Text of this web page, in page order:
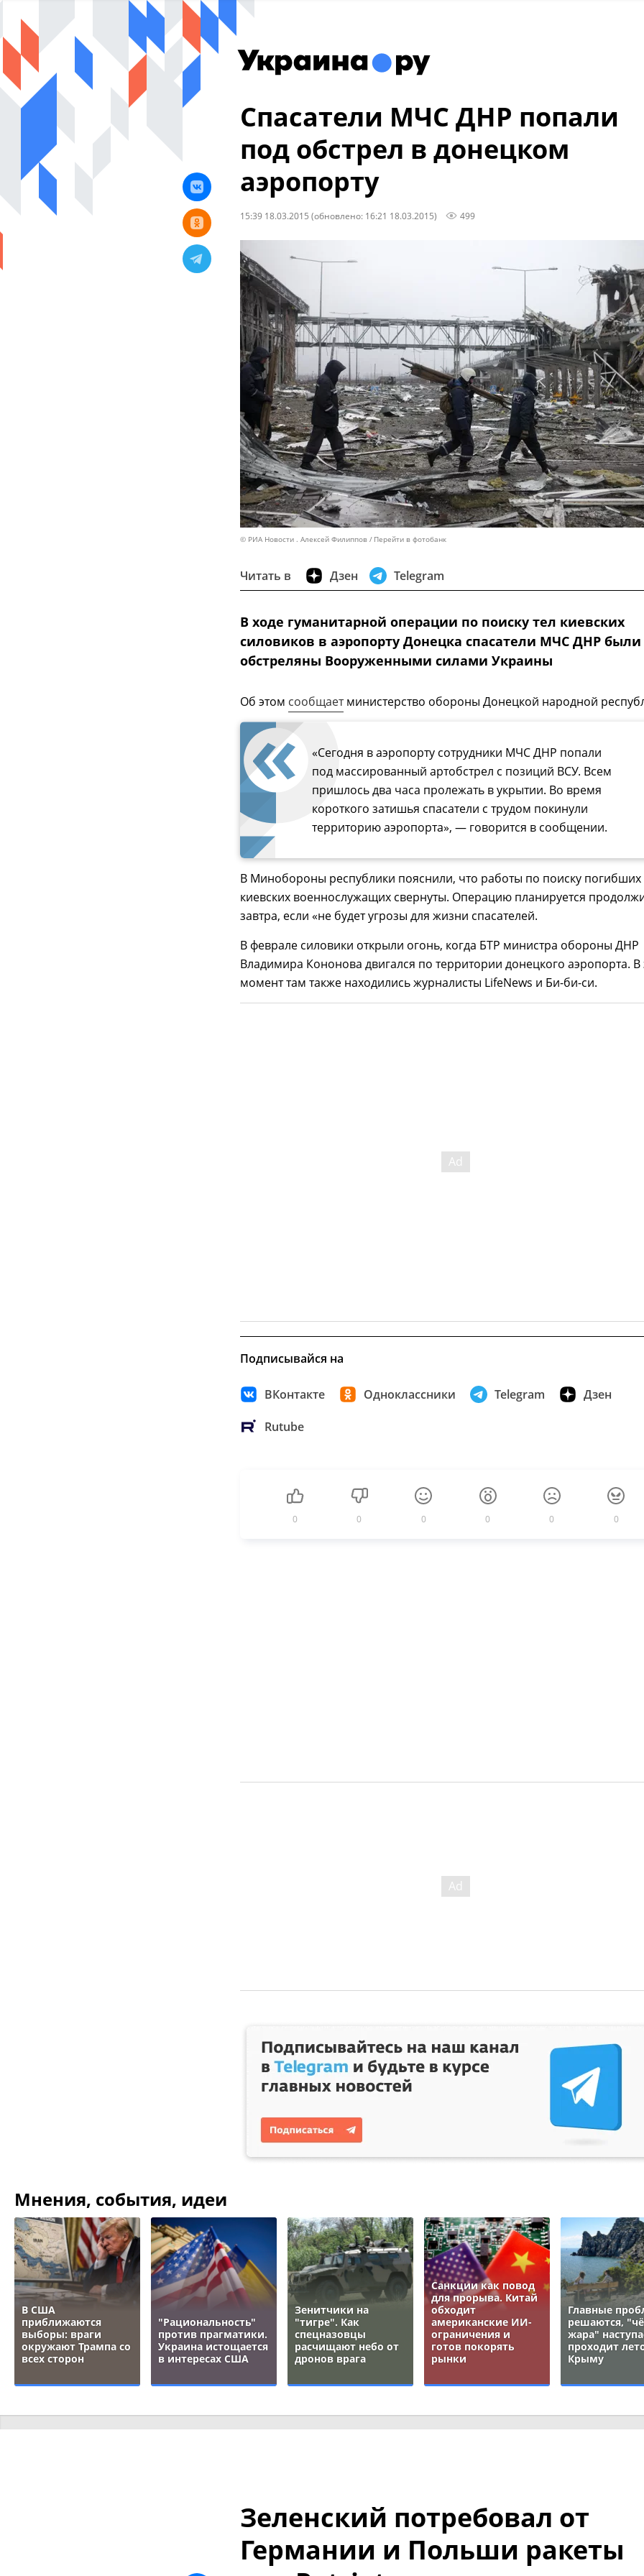
Спасатели МЧС ДНР попали
под обстрел в донецком
аэропорту
15:39 18.03.2015 (обновлено: 16:21 18.03.2015) 499
© РИА Новости . Алексей Филиппов Перейти в фотобанк
Читать в Дзен Telegram
В ходе гуманитарной операции по поиску тел киевских
силовиков в аэропорту Донецка спасатели МЧС ДНР были
обстреляны Вооруженными силами Украины
Об этом сообщаетминистерство обороны Донецкой народной
«Сегодня в аэропорту сотрудники МЧС ДНР попали
под массированный артобстрел с позиций ВСУ. Всем
пришлось два часа пролежать в укрытии. Во время
короткого затишья спасатели с трудом покинули
территорию аэропорта», — говорится в сообщении.
В Минобороны республики пояснили, что работы по поиску погибших
киевских военнослужащих свернуты. Операцию планируется
завтра, если «не будет угрозы для жизни спасателей.
В феврале силовики открыли огонь, когда БТР министра обороны ДНР
Владимира Кононова двигался по территории донецкого аэропорта. В
момент там также находились журналисты LifeNews и Би-би-си.
Подписывайся на
ВКонтакте Одноклассники Telegram Дзен
Rutube
0 0 0 0 0 0
Мнения, события, идеи
В США
приближаются
выборы: враги
окружают Трампа со
всех сторон
"Рациональность"
против прагматики.
Украина истощается
в интересах США
Зенитчики на
"тигре". Как
спецназовцы
расчищают небо от
дронов врага
Санкции как повод
для прорыва. Китай
обходит
американские ИИ-
ограничения и
готов покорять
рынки
Главные
решаются,
жара"
проходит
Крыму
Зеленский потребовал от
Германии и Польши ракеты